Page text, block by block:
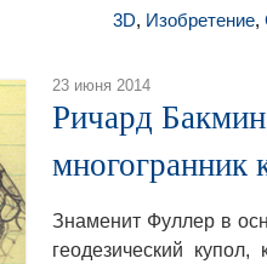
3D, Изобретение,
23 июня 2014
Ричард
многогранник
Знаменит Фуллер в
геодезический